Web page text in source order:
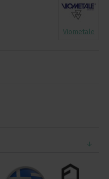
Viometale